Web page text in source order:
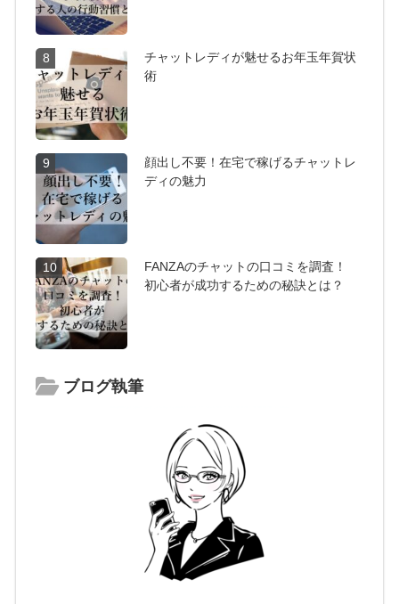
8
チャットレディが魅せるお年玉年賀状
術
9
顔出し不要！在宅で稼げるチャットレ
ディの魅力
10
FANZAのチャットの口コミを調査！
初心者が成功するための秘訣とは？
ブログ執筆